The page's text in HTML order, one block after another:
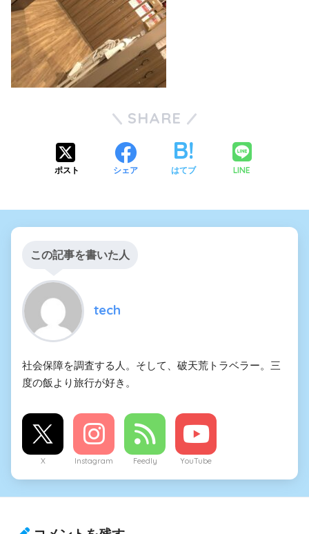
SHARE
ポスト シェア はてブ LINE
この記事を書いた人
tech
社会保障を調査する人。そして、破天荒トラベラー。三
度の飯より旅行が好き。
X Instagram Feedly YouTube